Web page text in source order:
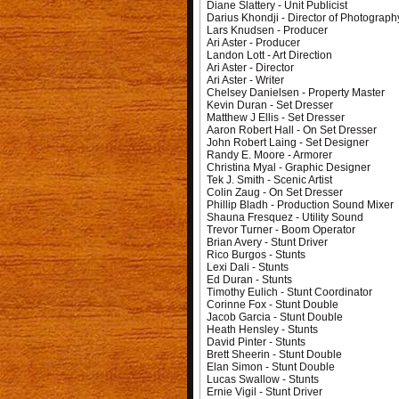
Diane Slattery - Unit Publicist
Darius Khondji - Director of
Lars Knudsen - Producer
Ari Aster - Producer
Landon Lott - Art Direction
Ari Aster - Director
Ari Aster - Writer
Chelsey Danielsen - Property Master
Kevin Duran - Set Dresser
Matthew J Ellis - Set Dresser
Aaron Robert Hall - On Set Dresser
John Robert Laing - Set Designer
Randy E. Moore - Armorer
Christina Myal - Graphic Designer
Tek J. Smith - Scenic Artist
Colin Zaug - On Set Dresser
Phillip Bladh - Production Sound Mixer
Shauna Fresquez - Utility Sound
Trevor Turner - Boom Operator
Brian Avery - Stunt Driver
Rico Burgos - Stunts
Lexi Dali - Stunts
Ed Duran - Stunts
Timothy Eulich - Stunt Coordinator
Corinne Fox - Stunt Double
Jacob Garcia - Stunt Double
Heath Hensley - Stunts
David Pinter - Stunts
Brett Sheerin - Stunt Double
Elan Simon - Stunt Double
Lucas Swallow - Stunts
Ernie Vigil - Stunt Driver